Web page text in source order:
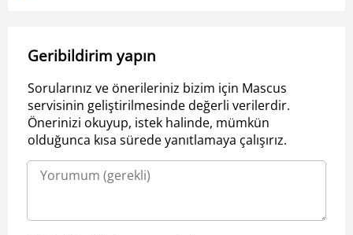
Geribildirim yapın
Sorularınız ve önerileriniz bizim için Mascus
servisinin geliştirilmesinde değerli verilerdir.
Önerinizi okuyup, istek halinde, mümkün
olduğunca kısa sürede yanıtlamaya çalışırız.